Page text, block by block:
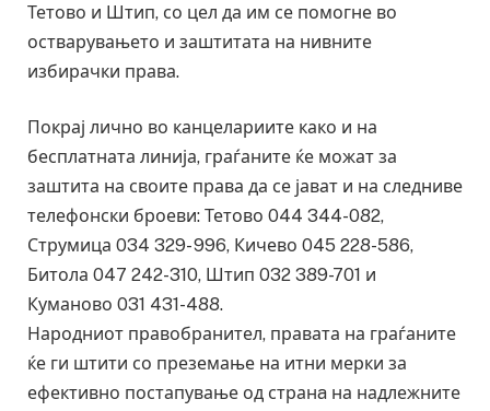
Тетово и Штип, со цел да им се помогне во
остварувањето и заштитата на нивните
избирачки права.
Покрај лично во канцелариите како и на
бесплатната линија, граѓаните ќе можат за
заштита на своите права да се јават и на следниве
телефонски броеви: Тетово 044 344-082,
Струмица 034 329- 996, Кичево 045 228-586,
Битола 047 242-310, Штип 032 389-701 и
Куманово 031 431-488.
Народниот правобранител, правата на граѓаните
ќе ги штити со преземање на итни мерки за
ефективно постапување од странa на надлежните